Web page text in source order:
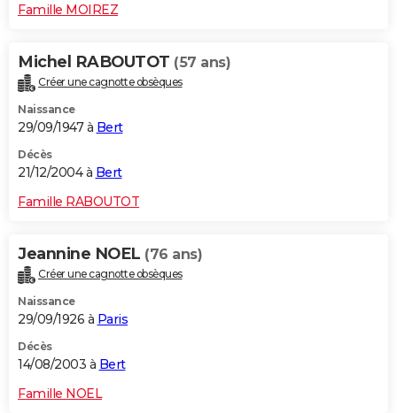
Famille MOIREZ
Michel RABOUTOT (57 ans)
Créer une cagnotte obsèques
Naissance
29/09/1947 à Bert
Décès
21/12/2004 à Bert
Famille RABOUTOT
Jeannine NOEL (76 ans)
Créer une cagnotte obsèques
Naissance
29/09/1926 à Paris
Décès
14/08/2003 à Bert
Famille NOEL